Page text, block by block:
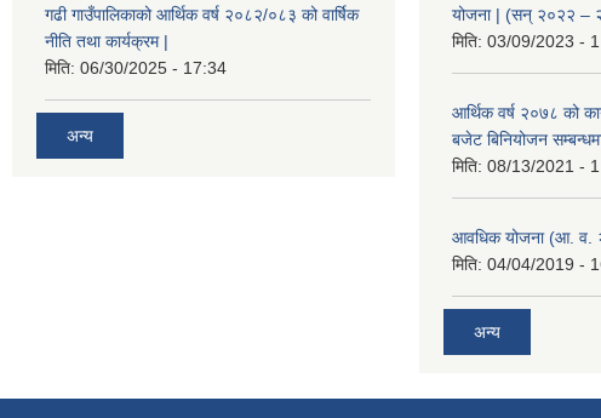
गढी गाउँपालिकाको आर्थिक वर्ष २०८२/०८३ को वार्षिक
नीति तथा कार्यक्रम |
मिति: 06/30/2025 - 17:34
अन्य
योजना | (सन् २०२२ –
मिति: 03/09/2023 -
आर्थिक वर्ष २०७८ को
बजेट बिनियोजन
मिति: 08/13/2021 -
आवधिक योजना (आ. व.
मिति: 04/04/2019 -
अन्य